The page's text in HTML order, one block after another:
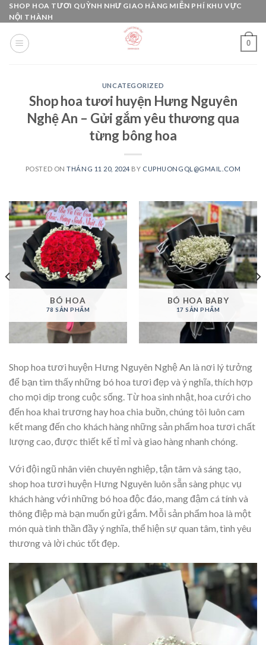
Skip
to
content
SHOP HOA TƯƠI QUỲNH NHƯ GIAO HÀNG MIỄN PHÍ KHU VỰC
NỘI THÀNH
0
UNCATEGORIZED
Shop hoa tươi huyện Hưng Nguyên
Nghệ An – Gửi gắm yêu thương qua
từng bông hoa
POSTED ONTHÁNG 11 20, 2024 BY CUPHUONGQL@GMAIL.COM
BÓ HOA
78 SẢN PHẨM
BÓ HOA BABY
17 SẢN PHẨM
Shop hoa tươi huyện Hưng Nguyên Nghệ An là nơi lý tưởng
để bạn tìm thấy những bó hoa tươi đẹp và ý nghĩa, thích hợp
cho mọi dịp trong cuộc sống. Từ hoa sinh nhật, hoa cưới cho
đến hoa khai trương hay hoa chia buồn, chúng tôi luôn cam
kết mang đến cho khách hàng những sản phẩm hoa tươi chất
lượng cao, được thiết kế tỉ mỉ và giao hàng nhanh chóng.
Với đội ngũ nhân viên chuyên nghiệp, tận tâm và sáng tạo,
shop hoa tươi huyện Hưng Nguyên luôn sẵn sàng phục vụ
khách hàng với những bó hoa độc đáo, mang đậm cá tính và
thông điệp mà bạn muốn gửi gắm. Mỗi sản phẩm hoa là một
món quà tinh thần đầy ý nghĩa, thể hiện sự quan tâm, tình yêu
thương và lời chúc tốt đẹp.